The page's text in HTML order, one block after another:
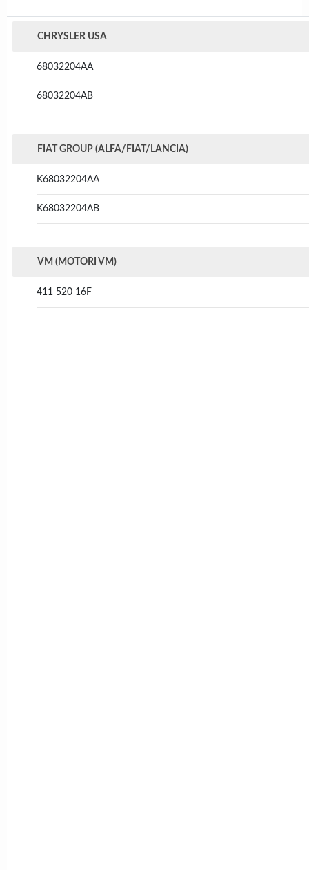
CHRYSLER USA
68032204AA
68032204AB
FIAT GROUP (ALFA/FIAT/LANCIA)
K68032204AA
K68032204AB
VM (MOTORI VM)
411 520 16F